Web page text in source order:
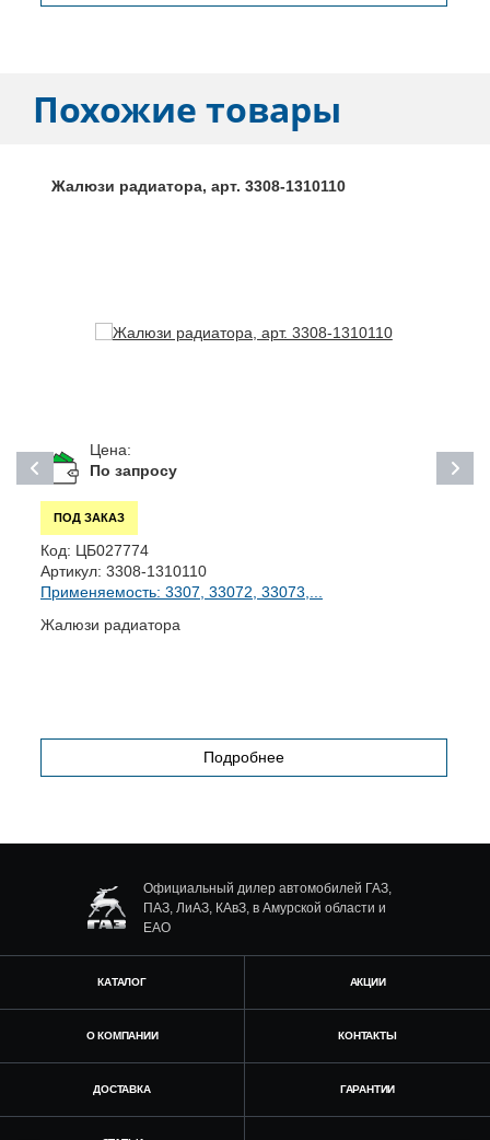
Похожие товары
Жалюзи радиатора, арт. 3308-1310110
Цена:
По запросу
ПОД ЗАКАЗ
Код: ЦБ027774
Артикул: 3308-1310110
Применяемость: 3307, 33072, 33073,...
Жалюзи радиатора
Подробнее
Официальный дилер автомобилей ГАЗ,
ПАЗ, ЛиАЗ, КАвЗ, в Амурской области и
ЕАО
КАТАЛОГ АКЦИИ
О КОМПАНИИ КОНТАКТЫ
ДОСТАВКА ГАРАНТИИ